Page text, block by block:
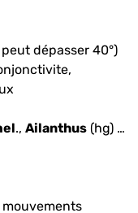
peut dépasser 40°)
., Ailanthus (hg) …
mouvements